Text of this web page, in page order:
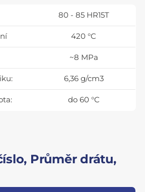
80 - 85 HR15T
420 °C
~8 MPa
6,36 g/cm3
do 60 °C
Průměr drátu,